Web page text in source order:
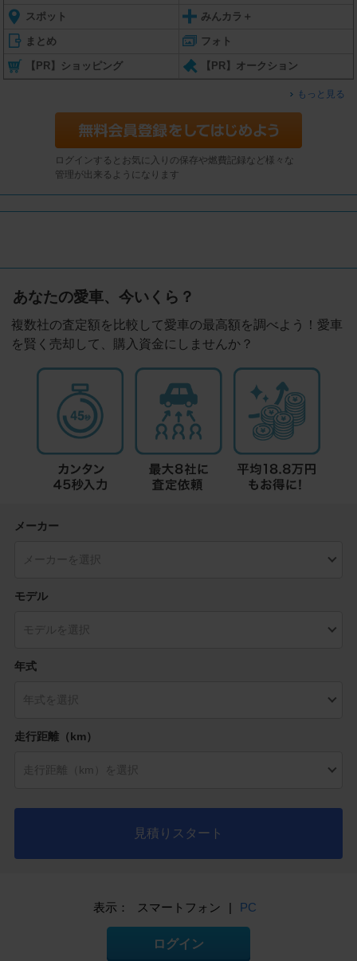
スポット みんカラ＋
まとめ フォト
【PR】ショッピング 【PR】オークション
もっと見る
ログインするとお気に入りの保存や燃費記録など様々な
管理が出来るようになります
あなたの愛車、今いくら？
複数社の査定額を比較して愛車の最高額を調べよう！愛車
を賢く売却して、購入資金にしませんか？
メーカー
モデル
年式
走行距離（km）
見積りスタート
表示： スマートフォン | PC
ログイン